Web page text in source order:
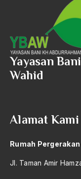
Amin Iskandar
Amir
Amir Syakib Arsalan
Amirn Rais
Anak ibrahim
Yayasan
Wahid
Alamat Kami
Rumah
Jl. Taman Amir